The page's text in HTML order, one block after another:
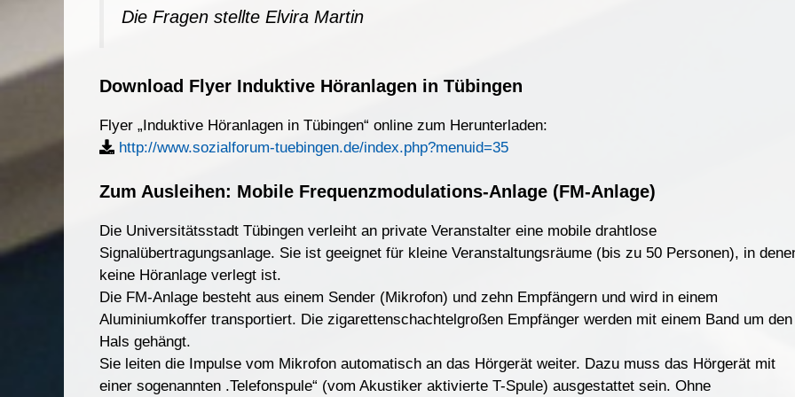
Die Fragen stellte Elvira Martin
Download Flyer Induktive Höranlagen in Tübingen
Flyer „Induktive Höranlagen in Tübingen“ online zum Herunterladen:
http://www.sozialforum-tuebingen.de/index.php?menuid=35
Zum Ausleihen: Mobile Frequenzmodulations-Anlage (FM-Anlage)
Die Universitätsstadt Tübingen verleiht an private Veranstalter eine mobile drahtlose
Signalübertragungsanlage. Sie ist geeignet für kleine Veranstaltungsräume (bis zu 50 Personen), in
keine Höranlage verlegt ist.
Die FM-Anlage besteht aus einem Sender (Mikrofon) und zehn Empfängern und wird in einem
Aluminiumkoffer transportiert. Die zigarettenschachtelgroßen Empfänger werden mit einem Band um den
Hals gehängt.
Sie leiten die Impulse vom Mikrofon automatisch an das Hörgerät weiter. Dazu muss das Hörgerät mit
einer sogenannten .Telefonspule“ (vom Akustiker aktivierte T-Spule) ausgestattet sein. Ohne